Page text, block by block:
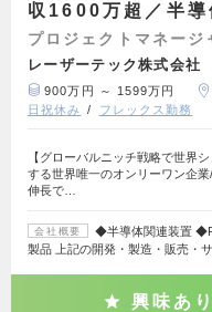
収1600万超／半導
プロジェクトマネージ
レーザーテック株式会社
900万円 ～ 1599万円
日祝休み
フレックス勤務
【グローバルニッチ戦略で世界
する世界唯一のオンリーワン企
伸長で…
会社概要
◆半導体関連装置
製品 上記の開発・製造・販売
興味あり